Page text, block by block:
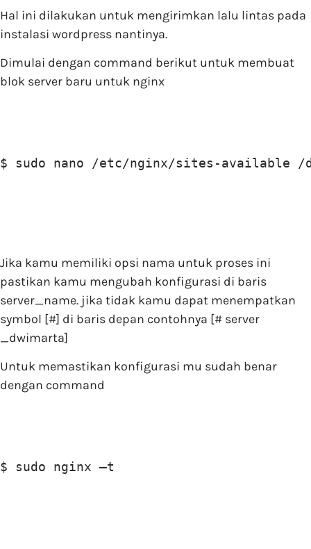
Hal ini dilakukan untuk mengirimkan lalu lintas pada
instalasi wordpress nantinya.
Dimulai dengan command berikut untuk membuat
blok server baru untuk nginx
$ sudo nano /etc/nginx/sites-available /
Jika kamu memiliki opsi nama untuk proses ini
pastikan kamu mengubah konfigurasi di baris
server_name. jika tidak kamu dapat menempatkan
symbol [#] di baris depan contohnya [# server
_dwimarta]
Untuk memastikan konfigurasi mu sudah benar
dengan command
$ sudo nginx –t